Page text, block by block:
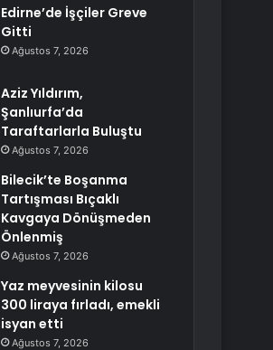
Edirne’de İşçiler Greve
Gitti
Ağustos 7, 2026
Aziz Yıldırım,
Şanlıurfa’da
Taraftarlarla Buluştu
Ağustos 7, 2026
Bilecik’te Boşanma
Tartışması Bıçaklı
Kavgaya Dönüşmeden
Önlenmiş
Ağustos 7, 2026
Yaz meyvesinin kilosu
300 liraya fırladı, emekli
isyan etti
Ağustos 7, 2026